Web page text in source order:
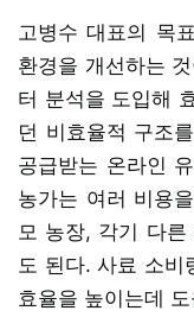
고병수 대표의 목
환경을 개선하는
터 분석을 도입해
던 비효율적 구조
공급받는 온라인
농가는 여러 비용
모 농장, 각기 다
도 된다. 사료 소비
효율을 높이는데